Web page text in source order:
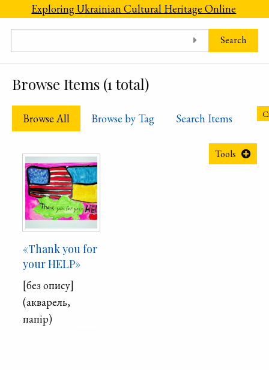
Skip to main content
Exploring Ukrainian Cultural Heritage Online
Search
Browse Items (1 total)
Browse All Browse by Tag Search Items
Tools
«Thank you for
your HELP»
[без опису]
(акварель,
папір)